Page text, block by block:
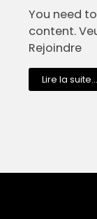
You need
content.
Rejoindre
Lire la suite...